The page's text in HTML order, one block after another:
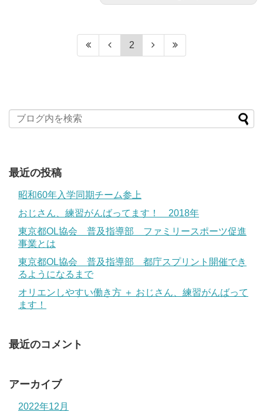
2
最近の投稿
昭和60年入学同期チーム参上
おじさん、練習がんばってます！ 2018年
東京都OL協会 普及指導部 ファミリースポーツ促進
事業とは
東京都OL協会 普及指導部 都庁スプリント開催でき
るようになるまで
オリエンしやすい働き方 ＋ おじさん、練習がんばって
ます！
最近のコメント
アーカイブ
2022年12月